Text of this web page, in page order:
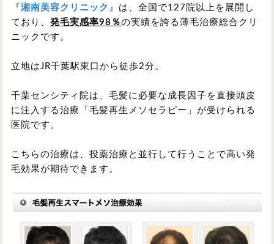
『 湘南美容クリニック 』は、全国で127院以上を展開し
ており、 発毛実感率98％の実績を誇る薄毛治療総合クリ
ニックです。
立地はJR千葉駅東口から徒歩2分。
千葉センシティ院は、毛髪に必要な成長因子を直接頭皮
に注入する治療「毛髪再生メソセラピー」が受けられる
医院です。
こちらの治療は、投薬治療と並行して行うことで高い発
毛効果が期待できます。